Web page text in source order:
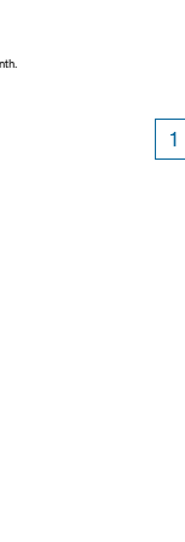
1